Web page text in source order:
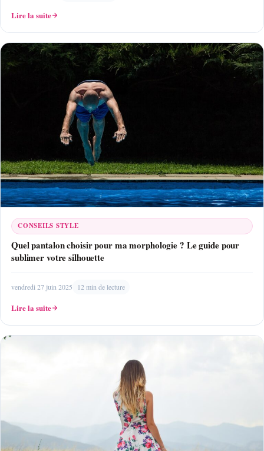
Lire la suite
CONSEILS STYLE
Quel pantalon choisir pour ma morphologie ? Le guide pour
sublimer votre silhouette
vendredi 27 juin 2025 12 min de lecture
Lire la suite